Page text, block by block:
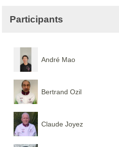
Participants
André Mao
Bertrand Ozil
Claude Joyez